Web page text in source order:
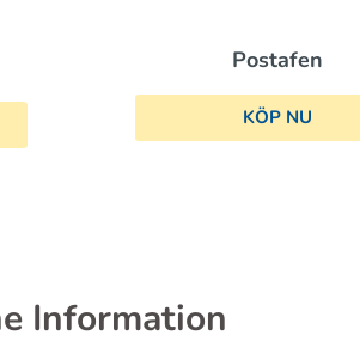
Postafen
KÖP NU
Information